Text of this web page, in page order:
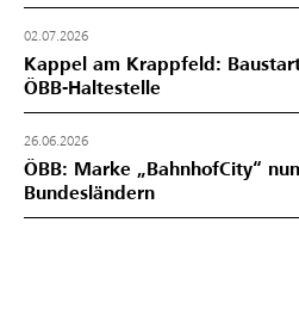
02.07.2026
Kappel am Krappfeld:
ÖBB-Haltestelle
26.06.2026
ÖBB: Marke „BahnhofCity“
Bundesländern